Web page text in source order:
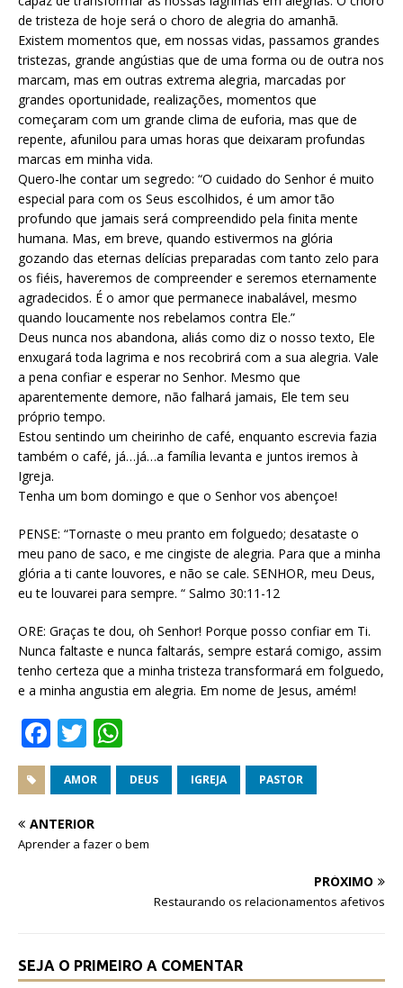
de tristeza de hoje será o choro de alegria do amanhã.
Existem momentos que, em nossas vidas, passamos grandes
tristezas, grande angústias que de uma forma ou de outra nos
marcam, mas em outras extrema alegria, marcadas por
grandes oportunidade, realizações, momentos que
começaram com um grande clima de euforia, mas que de
repente, afunilou para umas horas que deixaram profundas
marcas em minha vida.
Quero-lhe contar um segredo: “O cuidado do Senhor é muito
especial para com os Seus escolhidos, é um amor tão
profundo que jamais será compreendido pela finita mente
humana. Mas, em breve, quando estivermos na glória
gozando das eternas delícias preparadas com tanto zelo para
os fiéis, haveremos de compreender e seremos eternamente
agradecidos. É o amor que permanece inabalável, mesmo
quando loucamente nos rebelamos contra Ele.”
Deus nunca nos abandona, aliás como diz o nosso texto, Ele
enxugará toda lagrima e nos recobrirá com a sua alegria. Vale
a pena confiar e esperar no Senhor. Mesmo que
aparentemente demore, não falhará jamais, Ele tem seu
próprio tempo.
Estou sentindo um cheirinho de café, enquanto escrevia fazia
também o café, já…já…a família levanta e juntos iremos à
Igreja.
Tenha um bom domingo e que o Senhor vos abençoe!
PENSE: “Tornaste o meu pranto em folguedo; desataste o
meu pano de saco, e me cingiste de alegria. Para que a minha
glória a ti cante louvores, e não se cale. SENHOR, meu Deus,
eu te louvarei para sempre. “ Salmo 30:11-12
ORE: Graças te dou, oh Senhor! Porque posso confiar em Ti.
Nunca faltaste e nunca faltarás, sempre estará comigo, assim
tenho certeza que a minha tristeza transformará em folguedo,
e a minha angustia em alegria. Em nome de Jesus, amém!
F
a
c
e
b
T
w
it
te
r
h
at
A
AMOR DEUS IGREJA PASTOR
ANTERIOR
Aprender a fazer o bem
PRÓXIMO
Restaurando os relacionamentos afetivos
SEJA O PRIMEIRO A COMENTAR